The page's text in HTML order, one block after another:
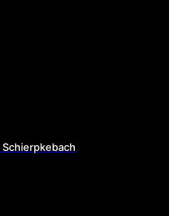
Schierpkebach